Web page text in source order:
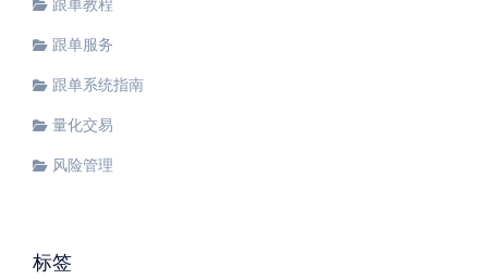
跟单教程
跟单服务
跟单系统指南
量化交易
风险管理
标签